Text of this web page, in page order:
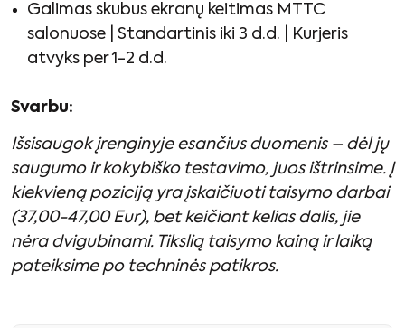
Galimas skubus ekranų keitimas MTTC
salonuose | Standartinis iki 3 d.d. | Kurjeris
atvyks per 1-2 d.d.
Svarbu:
Išsisaugok įrenginyje esančius duomenis – dėl jų
saugumo ir kokybiško testavimo, juos ištrinsime. Į
kiekvieną poziciją yra įskaičiuoti taisymo darbai
(37,00-47,00 Eur), bet keičiant kelias dalis, jie
nėra dvigubinami. Tikslią taisymo kainą ir laiką
pateiksime po techninės patikros.